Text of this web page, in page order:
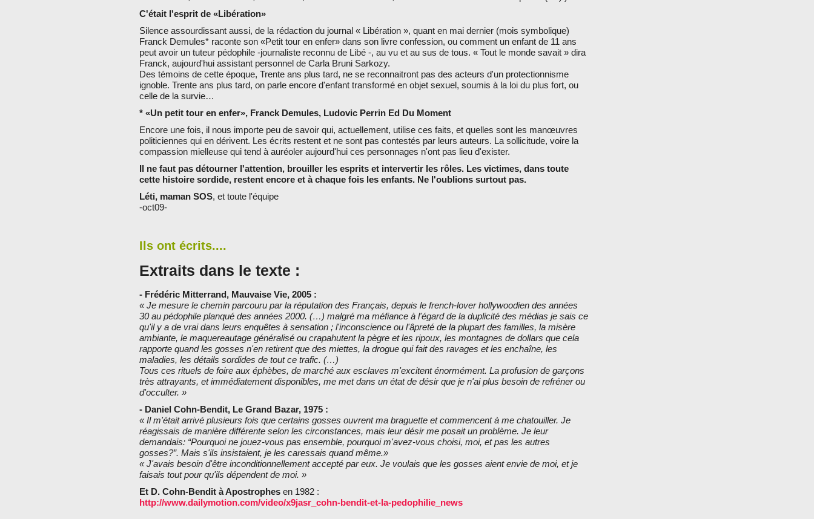
C'était l'esprit de «Libération»
Silence assourdissant aussi, de la rédaction du journal « Libération », quant en mai dernier (mois symbolique)
Franck Demules* raconte son «Petit tour en enfer» dans son livre confession, ou comment un enfant de 11 ans
peut avoir un tuteur pédophile -journaliste reconnu de Libé -, au vu et au sus de tous. « Tout le monde savait » dira
Franck, aujourd'hui assistant personnel de Carla Bruni Sarkozy.
Des témoins de cette époque, Trente ans plus tard, ne se reconnaitront pas des acteurs d'un protectionnisme
ignoble. Trente ans plus tard, on parle encore d'enfant transformé en objet sexuel, soumis à la loi du plus fort, ou
celle de la survie…
* «Un petit tour en enfer», Franck Demules, Ludovic Perrin Ed Du Moment
Encore une fois, il nous importe peu de savoir qui, actuellement, utilise ces faits, et quelles sont les manœuvres
politiciennes qui en dérivent. Les écrits restent et ne sont pas contestés par leurs auteurs. La sollicitude, voire la
compassion mielleuse qui tend à auréoler aujourd'hui ces personnages n'ont pas lieu d'exister.
Il ne faut pas détourner l'attention, brouiller les esprits et intervertir les rôles. Les victimes, dans toute
cette histoire sordide, restent encore et à chaque fois les enfants. Ne l'oublions surtout pas.
Léti, maman SOS, et toute l'équipe
-oct09-
Ils ont écrits....
Extraits dans le texte :
- Frédéric Mitterrand, Mauvaise Vie, 2005 :
« Je mesure le chemin parcouru par la réputation des Français, depuis le french-lover hollywoodien des années
30 au pédophile planqué des années 2000. (…) malgré ma méfiance à l'égard de la duplicité des médias je sais ce
qu'il y a de vrai dans leurs enquêtes à sensation ; l'inconscience ou l'âpreté de la plupart des familles, la misère
ambiante, le maquereautage généralisé ou crapahutent la pègre et les ripoux, les montagnes de dollars que cela
rapporte quand les gosses n'en retirent que des miettes, la drogue qui fait des ravages et les enchaîne, les
maladies, les détails sordides de tout ce trafic. (…)
Tous ces rituels de foire aux éphèbes, de marché aux esclaves m'excitent énormément. La profusion de garçons
très attrayants, et immédiatement disponibles, me met dans un état de désir que je n'ai plus besoin de refréner ou
d'occulter. »
- Daniel Cohn-Bendit, Le Grand Bazar, 1975 :
« Il m'était arrivé plusieurs fois que certains gosses ouvrent ma braguette et commencent à me chatouiller. Je
réagissais de manière différente selon les circonstances, mais leur désir me posait un problème. Je leur
demandais: “Pourquoi ne jouez-vous pas ensemble, pourquoi m'avez-vous choisi, moi, et pas les autres
gosses?”. Mais s'ils insistaient, je les caressais quand même.»
« J'avais besoin d'être inconditionnellement accepté par eux. Je voulais que les gosses aient envie de moi, et je
faisais tout pour qu'ils dépendent de moi. »
Et D. Cohn-Bendit à Apostrophes en 1982 :
http://www.dailymotion.com/video/x9jasr_cohn-bendit-et-la-pedophilie_news